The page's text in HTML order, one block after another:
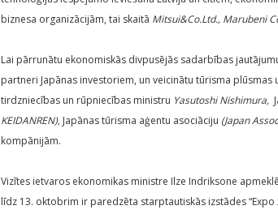
biznesa organizācijām, tai skaitā Mitsui&Co.Ltd., Marubeni
Lai pārrunātu ekonomiskās divpusējās sadarbības
partneri Japānas investoriem, un veicinātu tūrisma plūsmas
tirdzniecības un rūpniecības ministru Yasutoshi Nishimura,
KEIDANREN), Japānas tūrisma aģentu asociāciju (Japan
kompānijām.
Vizītes ietvaros ekonomikas ministre Ilze Indriksone
līdz 13. oktobrim ir paredzēta starptautiskās izstādes